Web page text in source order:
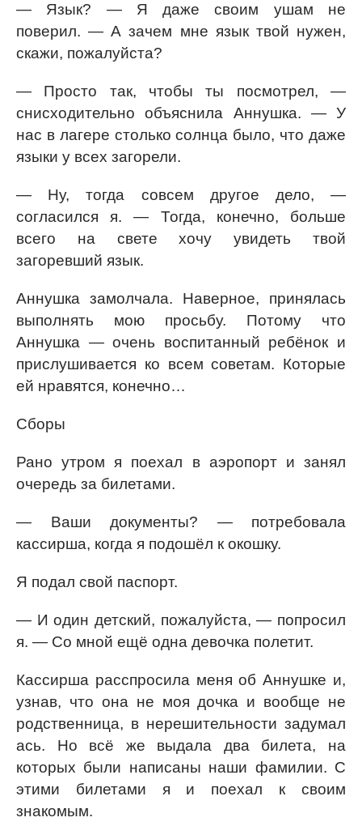
— Язык? — Я даже своим ушам не
поверил. — А зачем мне язык твой нужен,
скажи, пожалуйста?
— Просто так, чтобы ты посмотрел, —
снисходительно объяснила Аннушка. — У
нас в лагере столько солнца было, что даже
языки у всех загорели.
— Ну, тогда совсем другое дело, —
согласился я. — Тогда, конечно, больше
всего на свете хочу увидеть твой
загоревший язык.
Аннушка замолчала. Наверное, принялась
выполнять мою просьбу. Потому что
Аннушка — очень воспитанный ребёнок и
прислушивается ко всем советам. Которые
ей нравятся, конечно…
Сборы
Рано утром я поехал в аэропорт и занял
очередь за билетами.
— Ваши документы? — потребовала
кассирша, когда я подошёл к окошку.
Я подал свой паспорт.
— И один детский, пожалуйста, — попросил
я. — Со мной ещё одна девочка полетит.
Кассирша расспросила меня об Аннушке и,
узнав, что она не моя дочка и вообще не
родственница, в нерешительности задумал
ась. Но всё же выдала два билета, на
которых были написаны наши фамилии. С
этими билетами я и поехал к своим
знакомым.